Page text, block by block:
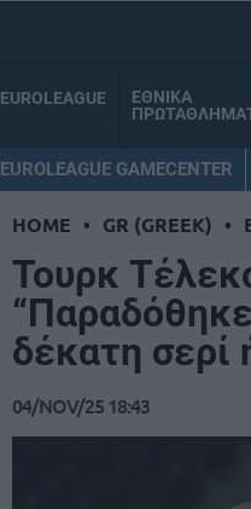
EUROLEAGUE
ΕΘΝΙΚΑ
EUROLEAGUE GAMECENTER
HOME • GR (GREEK) •
Τουρκ
δέκατη σερί
04/NOV/25 18:43